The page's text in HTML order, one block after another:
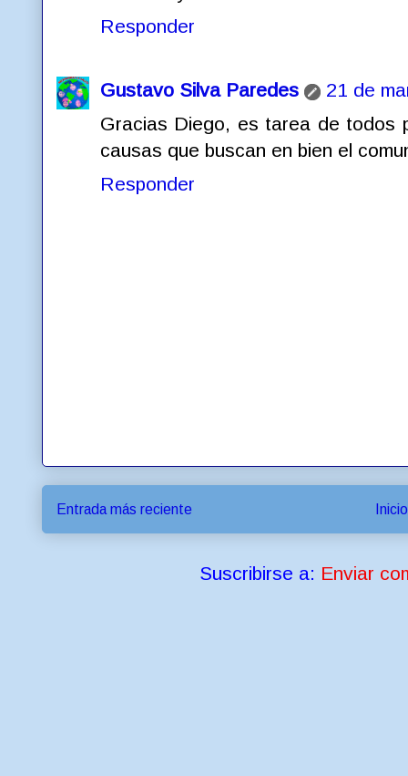
Responder
Gustavo Silva Paredes
21 de
Gracias Diego, es tarea de todos
causas que buscan en bien el
Responder
Entrada más reciente Inicio
Suscribirse a: Enviar